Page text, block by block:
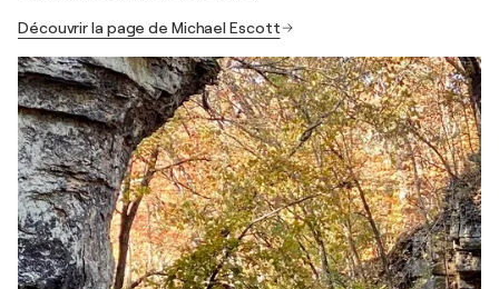
Découvrir la page de Michael Escott